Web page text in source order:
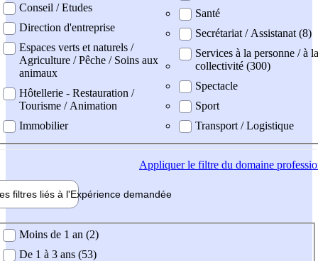
Conseil / Etudes
Direction d'entreprise
Espaces verts et naturels /
Agriculture / Pêche / Soins aux
animaux
Hôtellerie - Restauration /
Tourisme / Animation
Immobilier
Santé
Secrétariat / Assistanat (8)
Services à la personne / à la
collectivité (300)
Spectacle
Sport
Transport / Logistique
Appliquerle filtre du domaine
filtres liés à l'Expérience demandée
demandée
Moins de 1 an (2)
De 1 à 3 ans (53)